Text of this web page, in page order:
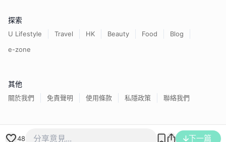
48 下一篇
探索
U Lifestyle Travel HK Beauty Food
Blog
e-zone
其他
關於我們 免責聲明 使用條款 私隱政策 聯絡我們
香港經濟日報版權所有©